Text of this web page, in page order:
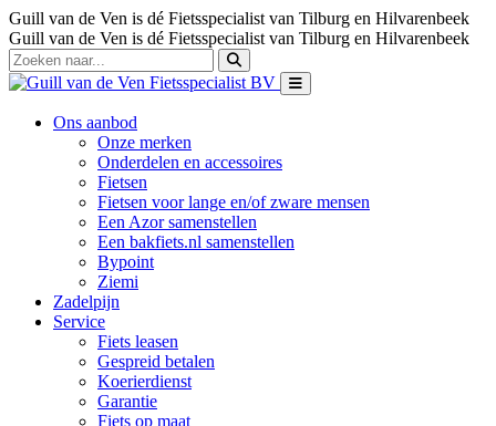
Guill van de Ven is dé Fietsspecialist van Tilburg en Hilvarenbeek
Guill van de Ven is dé Fietsspecialist van Tilburg en Hilvarenbeek
Ons aanbod
Onze merken
Onderdelen en accessoires
Fietsen
Fietsen voor lange en/of zware mensen
Een Azor samenstellen
Een bakfiets.nl samenstellen
Bypoint
Ziemi
Zadelpijn
Service
Fiets leasen
Gespreid betalen
Koerierdienst
Garantie
Fiets op maat